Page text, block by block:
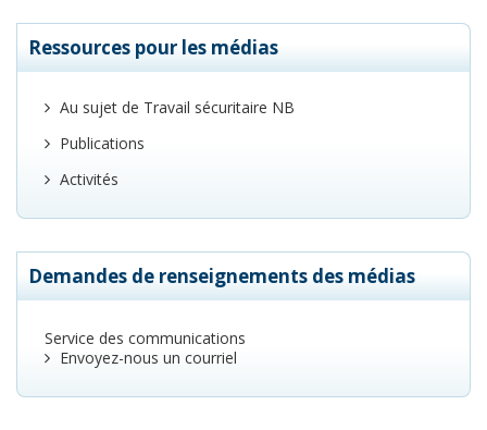
Ressources pour les médias
Au sujet de Travail sécuritaire NB
Publications
Activités
Demandes de renseignements des médias
Service des communications
Envoyez-nous un courriel